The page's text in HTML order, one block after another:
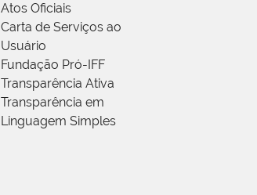
Atos Oficiais
Carta de Serviços ao
Usuário
Fundação Pró-IFF
Transparência Ativa
Transparência em
Linguagem Simples